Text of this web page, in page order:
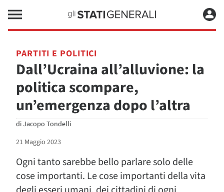
PARTITI E POLITICI
Dall’Ucraina all’alluvione: la
politica scompare,
un’emergenza dopo l’altra
diJacopo Tondelli
21 Maggio 2023
Ogni tanto sarebbe bello parlare solo delle
cose importanti. Le cose importanti della vita